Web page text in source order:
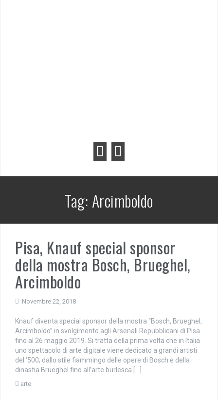
Tag: Arcimboldo
Pisa, Knauf special sponsor
della mostra Bosch, Brueghel,
Arcimboldo
Novembre 22, 2018
Knauf diventa special sponsor della mostra “Bosch, Brueghel,
Arcimboldo” in svolgimento agli Arsenali Repubblicani di Pisa
fino al 26 maggio 2019. Si tratta della prima volta che in Italia
uno spettacolo di arte digitale viene dedicato a grandi artisti
del ‘500; dallo stile fiammingo delle opere di Bosch e della
dinastia Brueghel fino all’arte burlesca […]
arte